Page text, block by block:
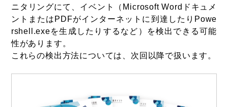
ニタリングにて、イベント（Microsoft Wordドキュメ
ントまたはPDFがインターネットに到達したりPowe
rshell.exeを生成したりするなど）を検出できる可能
性があります。
これらの検出方法については、次回以降で扱います。